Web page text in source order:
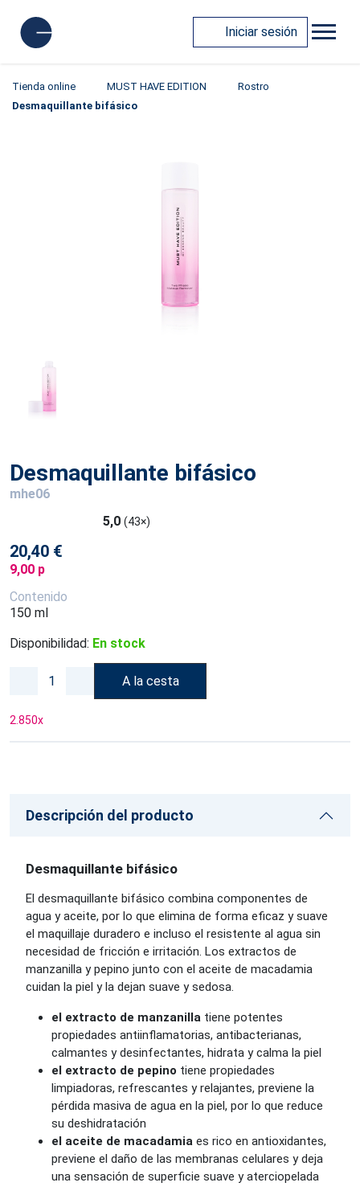
Iniciar sesión
Tienda online MUST HAVE EDITION
Rostro
Desmaquillante bifásico
Desmaquillante bifásico
mhe06
5,0 (43×)
20,40 €
9,00 p
Contenido
150 ml
Disponibilidad: En stock
A la cesta
2.850x
Descripción del producto
Desmaquillante bifásico
El desmaquillante bifásico combina componentes de
agua y aceite, por lo que elimina de forma eficaz y suave
el maquillaje duradero e incluso el resistente al agua sin
necesidad de fricción e irritación. Los extractos de
manzanilla y pepino junto con el aceite de macadamia
cuidan la piel y la dejan suave y sedosa.
el extracto de manzanilla tiene potentes
propiedades antiinflamatorias, antibacterianas,
calmantes y desinfectantes, hidrata y calma la piel
el extracto de pepino tiene propiedades
limpiadoras, refrescantes y relajantes, previene la
pérdida masiva de agua en la piel, por lo que reduce
su deshidratación
el aceite de macadamia es rico en antioxidantes,
previene el daño de las membranas celulares y deja
una sensación de superficie suave y aterciopelada